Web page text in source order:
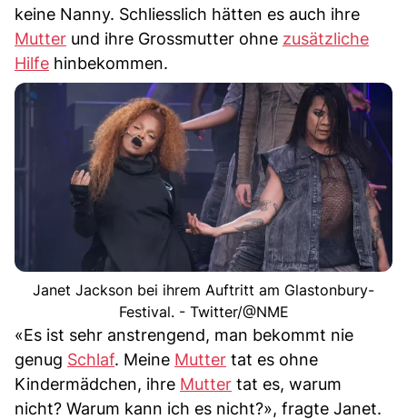
keine Nanny. Schliesslich hätten es auch ihre
Mutter und ihre Grossmutter ohne zusätzliche
Hilfe hinbekommen.
Janet Jackson bei ihrem Auftritt am Glastonbury-
Festival. - Twitter/@NME
«Es ist sehr anstrengend, man bekommt nie
genug Schlaf. Meine Mutter tat es ohne
Kindermädchen, ihre Mutter tat es, warum
nicht? Warum kann ich es nicht?», fragte Janet.